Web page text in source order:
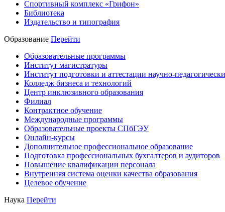
Спортивный комплекс «Грифон»
Библиотека
Издательство и типография
Образование Перейти
Образовательные программы
Институт магистратуры
Институт подготовки и аттестации научно-
Колледж бизнеса и технологий
Центр инклюзивного образования
Филиал
Контрактное обучение
Международные программы
Образовательные проекты СПбГЭУ
Онлайн-курсы
Дополнительное профессиональное образование
Подготовка профессиональных бухгалтеров и аудиторов
Повышение квалификации персонала
Внутренняя система оценки качества образования
Целевое обучение
Наука Перейти